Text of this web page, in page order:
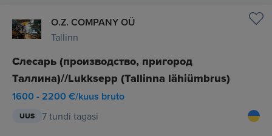
O.Z. COMPANY OÜ
Tallinn
Слесарь (производство, пригород
Таллина)//Lukksepp (Tallinna lähiümbrus)
1600 - 2200 €/kuus bruto
UUS 7 tundi tagasi